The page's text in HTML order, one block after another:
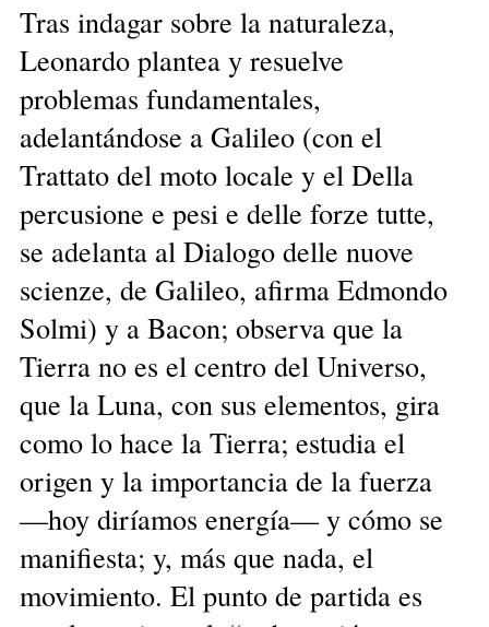
Tras indagar sobre la naturaleza,
Leonardo plantea y resuelve
problemas fundamentales,
adelantándose a Galileo (con el
Trattato del moto locale y el Della
percusione e pesi e delle forze tutte,
se adelanta al Dialogo delle nuove
scienze, de Galileo, afirma Edmondo
Solmi) y a Bacon; observa que la
Tierra no es el centro del Universo,
que la Luna, con sus elementos, gira
como lo hace la Tierra; estudia el
origen y la importancia de la fuerza
—hoy diríamos energía— y cómo se
manifiesta; y, más que nada, el
movimiento. El punto de partida es